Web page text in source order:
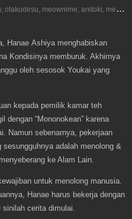
D
onlod nonton streaming video, anoboy, otakudesu, meownime, anitoki, meguminime, melody, oploverz, anoboy, nimegami, unduh, riie net, drivenime, myanimelist, MAL, kusonime, neonime, bstation, maxnime, animeindo, Netflix, crunchyroll, neonime, samehadaku, streaming, otakupoi, awsubs, anibatch, anikyojin, nekonime, kurogaze, zippyshare, vidio google drive, Muse Indonesia, iQIYI, Viu, Ani-One Asia, Animenonton, Otaku desu, Mangaku, Anibatch,Vidio, Genflix, Amazon Prime Video, Terlengkap Google Drive 240p, 3GP, Muse Indonesia.
Hanae Ashiya menghabiskan
Kondisinya memburuk. Akhirnya
oleh sesosok Youkai yang
kepada pemilik kamar teh
dengan “Mononokean” karena
Namun sebenarnya, pekerjaan
adalah menolong &
ke Alam Lain.
untuk menolong manusia.
Hanae harus bekerja dengan
sinilah cerita dimulai.